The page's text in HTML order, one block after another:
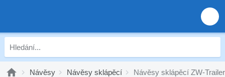
Návěsy Návěsy sklápěcí Návěsy sklápěcí ZW-Trailer